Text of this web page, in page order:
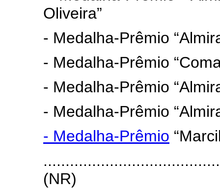
Oliveira”
- Medalha-Prêmio
- Medalha-Prêmio
- Medalha-Prêmio
- Medalha-Prêmio
- Medalha-Prêmio
(NR)